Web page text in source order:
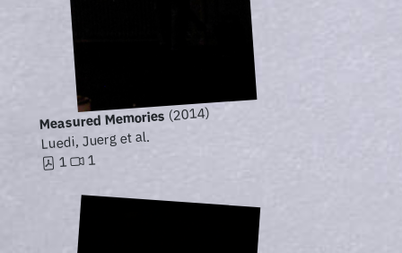
Measured Memories(2014)
Luedi, Juerg et al.
1 1